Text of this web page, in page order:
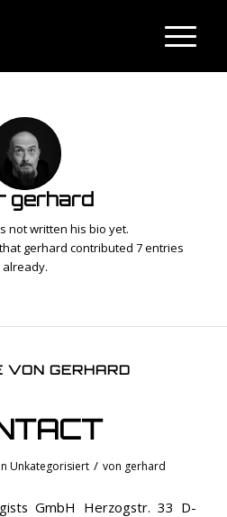
gerhard
not written his bio yet.
gerhard contributed 7 entries
already.
VON GERHARD
Unkategorisiert / von gerhard
GmbH Herzogstr. 33 D-